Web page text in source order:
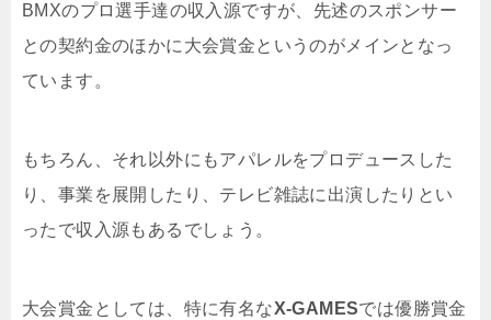
BMXのプロ選手達の収入源ですが、先述のスポンサー
との契約金のほかに大会賞金というのがメインとなっ
ています。
もちろん、それ以外にもアパレルをプロデュースした
り、事業を展開したり、テレビ雑誌に出演したりとい
ったで収入源もあるでしょう。
大会賞金としては、特に有名なX-GAMESでは優勝賞金